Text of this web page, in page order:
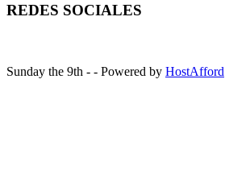
REDES SOCIALES
Sunday the 9th - - Powered by HostAfford